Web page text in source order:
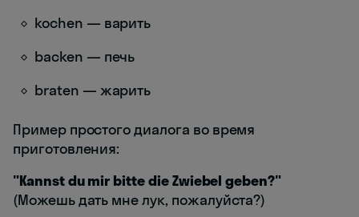
kochen — варить
backen — печь
braten — жарить
Пример простого диалога во время
приготовления:
"Kannst du mir bitte die Zwiebel geben?"
(Можешь дать мне лук, пожалуйста?)